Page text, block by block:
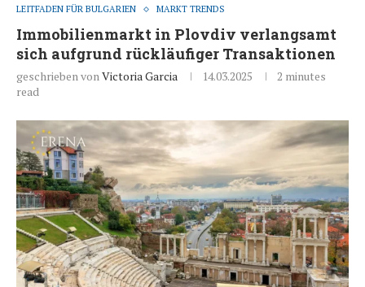
LEITFADEN FÜR BULGARIEN
MARKT TRENDS
Immobilienmarkt in Plovdiv verlangsamt
sich aufgrund rückläufiger Transaktionen
geschrieben vonVictoria Garcia 14.03.2025
2 minutes
read